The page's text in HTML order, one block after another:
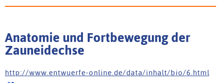
Anatomie und Fortbewegung der
Zauneidechse
h t t p : / / w w w . e n t w u e r f e - o n l i n e . d e / d a t a / i n h a l t / b i o / 6 . h t m l